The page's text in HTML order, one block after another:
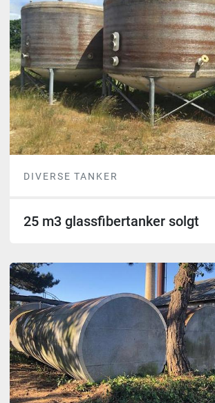
DIVERSE TANKER
25 m3 glassfibertanker solgt